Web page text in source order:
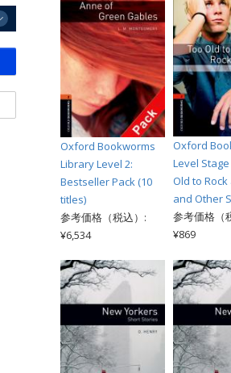
Oxford Bookworms
Library Level 2:
Bestseller Pack (10
titles)
参考価格（税込）:
¥6,534
Oxford
Level Stage
Old to
and Other
参考価格（
¥869